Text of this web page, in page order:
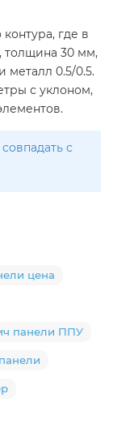
где в
30 мм,
металл 0.5/0.5.
с уклоном,
с
цена
панели ППУ